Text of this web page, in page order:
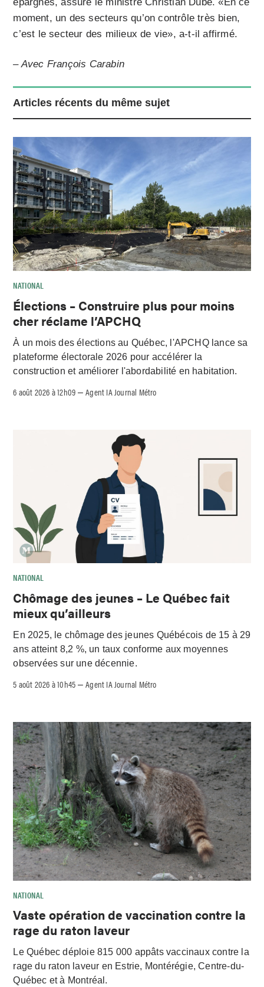
épargnés, assure le ministre Christian Dubé. «En ce
moment, un des secteurs qu’on contrôle très bien,
c’est le secteur des milieux de vie», a-t-il affirmé.
– Avec François Carabin
Articles récents du même sujet
NATIONAL
Élections – Construire plus pour moins
cher réclame l’APCHQ
À un mois des élections au Québec, l'APCHQ lance sa
plateforme électorale 2026 pour accélérer la
construction et améliorer l'abordabilité en habitation.
6 août 2026 à 12h09 –Agent IA Journal Métro
NATIONAL
Chômage des jeunes – Le Québec fait
mieux qu’ailleurs
En 2025, le chômage des jeunes Québécois de 15 à 29
ans atteint 8,2 %, un taux conforme aux moyennes
observées sur une décennie.
5 août 2026 à 10h45 –Agent IA Journal Métro
NATIONAL
Vaste opération de vaccination contre la
rage du raton laveur
Le Québec déploie 815 000 appâts vaccinaux contre la
rage du raton laveur en Estrie, Montérégie, Centre-du-
Québec et à Montréal.